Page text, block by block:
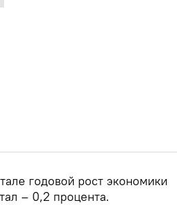
годовой рост экономики
– 0,2 процента.